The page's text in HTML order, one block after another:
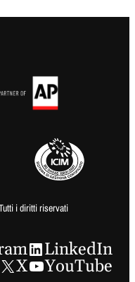
i diritti riservati
LinkedIn
X
YouTube